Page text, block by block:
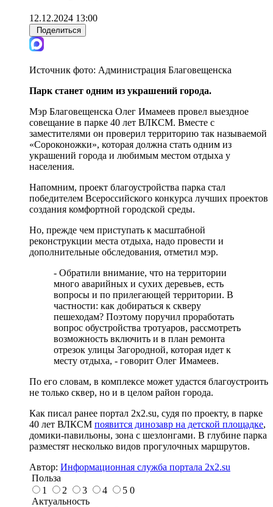
12.12.2024 13:00
Поделиться
Источник фото: Администрация Благовещенска
Парк станет одним из украшений города.
Мэр Благовещенска Олег Имамеев провел выездное
совещание в парке 40 лет ВЛКСМ. Вместе с
заместителями он проверил территорию так называемой
«Сороконожки», которая должна стать одним из
украшений города и любимым местом отдыха у
населения.
Напомним, проект благоустройства парка стал
победителем Всероссийского конкурса лучших проектов
создания комфортной городской среды.
Но, прежде чем приступать к масштабной
реконструкции места отдыха, надо провести и
дополнительные обследования, отметил мэр.
- Обратили внимание, что на территории
много аварийных и сухих деревьев, есть
вопросы и по прилегающей территории. В
частности: как добираться к скверу
пешеходам? Поэтому поручил проработать
вопрос обустройства тротуаров, рассмотреть
возможность включить и в план ремонта
отрезок улицы Загородной, которая идет к
месту отдыха, - говорит Олег Имамеев.
По его словам, в комплексе может удастся благоустроить
не только сквер, но и в целом район города.
Как писал ранее портал 2х2.su, судя по проекту, в парке
40 лет ВЛКСМ появится динозавр на детской площадке,
домики-павильоны, зона с шезлонгами. В глубине парка
разместят несколько видов прогулочных маршрутов.
Автор: Информационная служба портала 2x2.su
Польза
1
2 3 4 5 0
Актуальность